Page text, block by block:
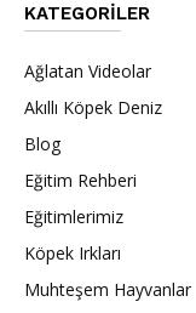
KATEGORILER
Ağlatan Videolar
Akıllı Köpek Deniz
Blog
Eğitim Rehberi
Eğitimlerimiz
Köpek Irkları
Muhteşem Hayvanlar